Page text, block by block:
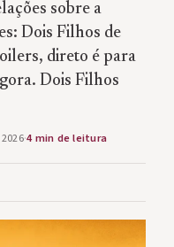
sobre a
Dois Filhos de
direto é para
Dois Filhos
·4 min de leitura